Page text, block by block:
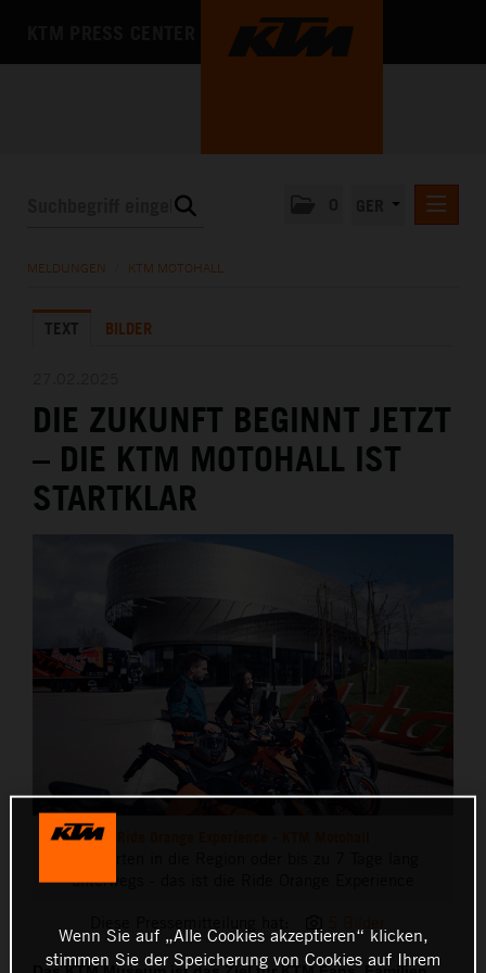
MEDIA
MELDUNGEN KTM MOTOHALL
TEXT BILDER
DIE ZUKUNFT BEGINNT JETZT
– DIE KTM MOTOHALL IST
STARTKLAR
unterwegs - das ist die Ride Orange Experience
Wenn Sie auf „Alle Cookies akzeptieren“ klicken,
stimmen Sie der Speicherung von Cookies auf Ihrem